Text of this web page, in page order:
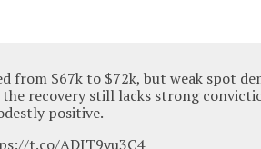
from $67k to $72k, but weak spot
recovery still lacks strong
positive.
t.co/ADIT9yu3C4